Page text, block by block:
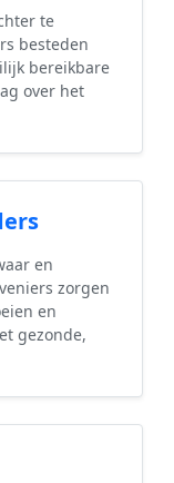
te
besteden
bereikbare
over het
en
zorgen
en
gezonde,